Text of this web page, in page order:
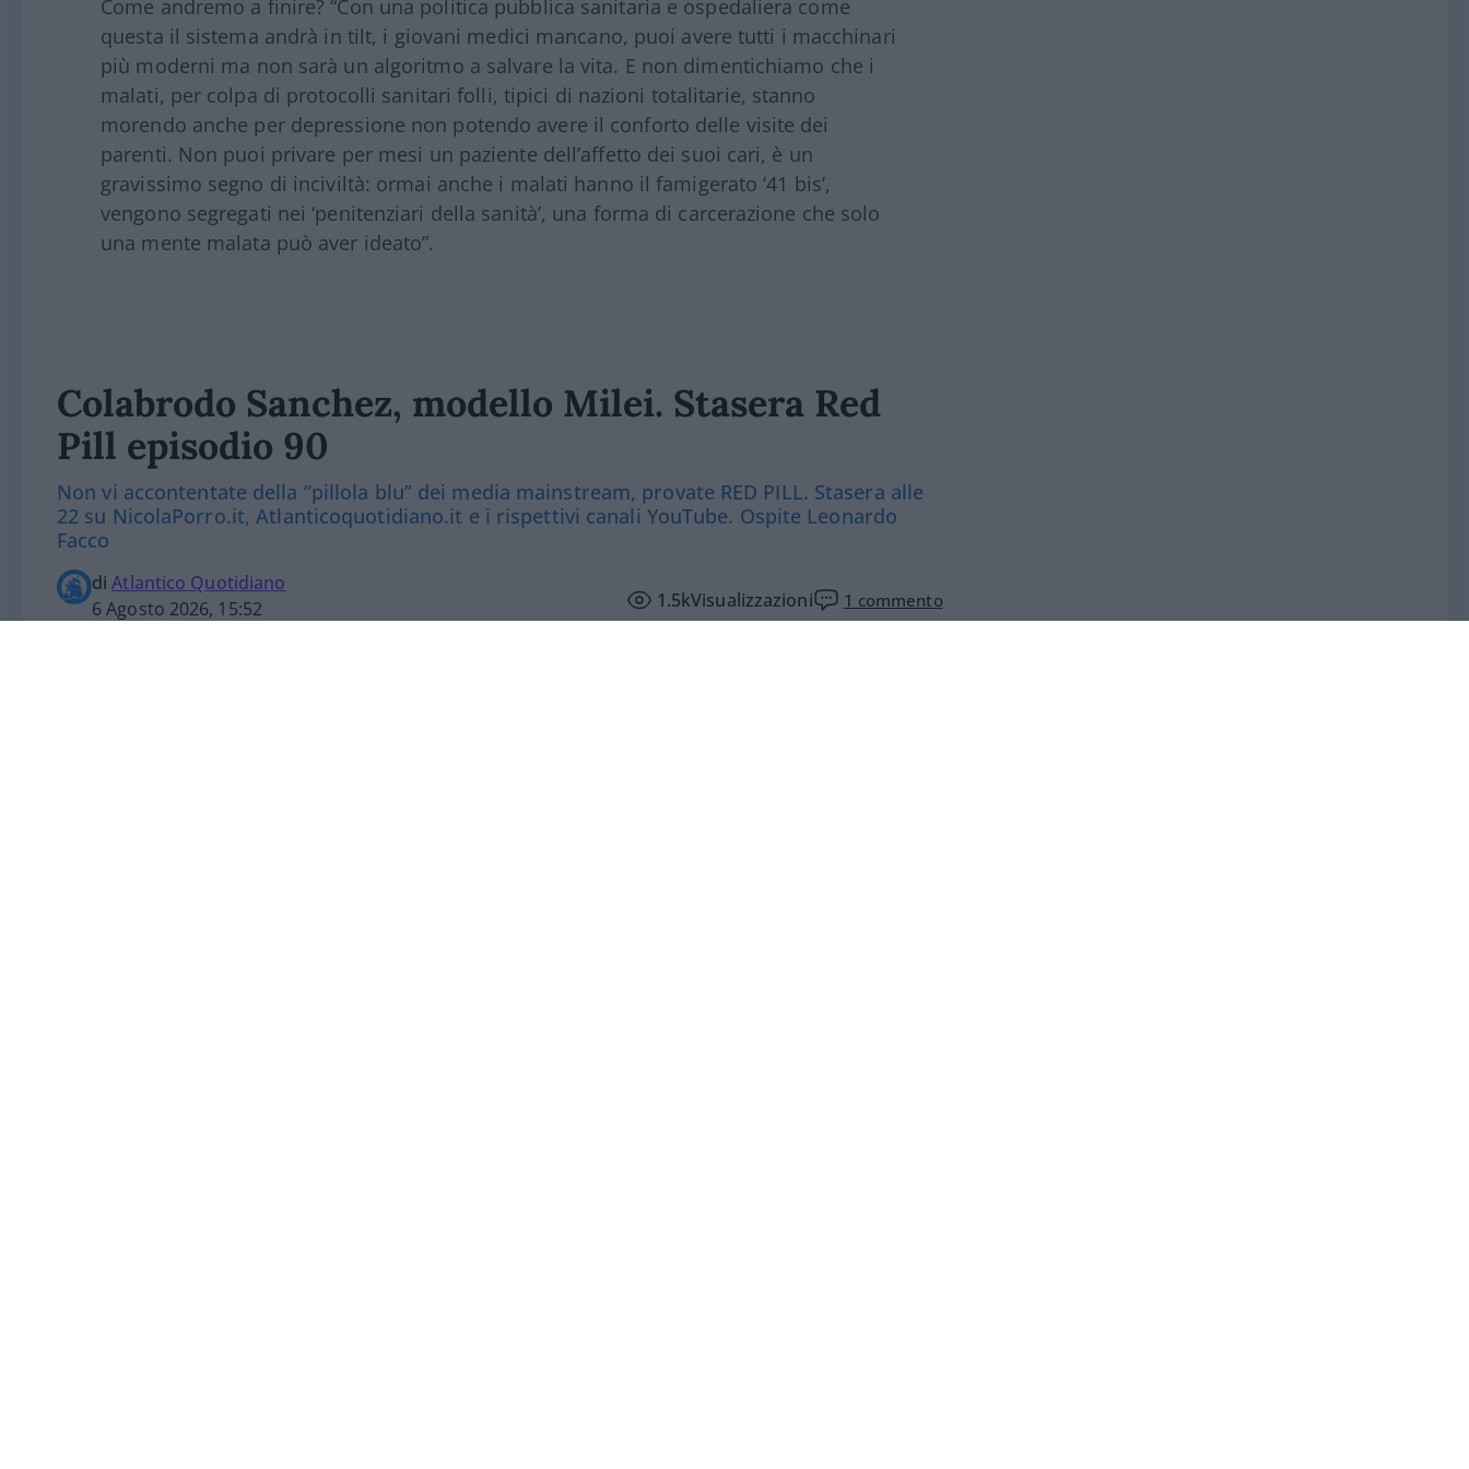
Come andremo a finire? “Con una politica pubblica sanitaria e ospedaliera come
questa il sistema andrà in tilt, i giovani medici mancano, puoi avere tutti i macchinari
più moderni ma non sarà un algoritmo a salvare la vita. E non dimentichiamo che i
malati, per colpa di protocolli sanitari folli, tipici di nazioni totalitarie, stanno
morendo anche per depressione non potendo avere il conforto delle visite dei
parenti. Non puoi privare per mesi un paziente dell’affetto dei suoi cari, è un
gravissimo segno di inciviltà: ormai anche i malati hanno il famigerato ‘41 bis’,
vengono segregati nei ‘penitenziari della sanità’, una forma di carcerazione che solo
una mente malata può aver ideato”.
Colabrodo Sanchez, modello Milei. Stasera Red
Pill episodio 90
Non vi accontentate della “pillola blu” dei media mainstream, provate RED PILL. Stasera alle
22 su NicolaPorro.it, Atlanticoquotidiano.it e i rispettivi canali YouTube. Ospite Leonardo
Facco
diAtlantico Quotidiano
6 Agosto 2026, 15:52
1.5kVisualizzazioni 1 commento